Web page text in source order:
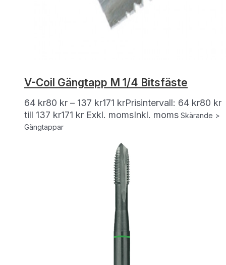
V-Coil Gängtapp M 1/4 Bitsfäste
64 kr80 kr – 137 kr171 krPrisintervall: 64 kr80 kr
till 137 kr171 kr Exkl. momsInkl. moms Skärande >
Gängtappar